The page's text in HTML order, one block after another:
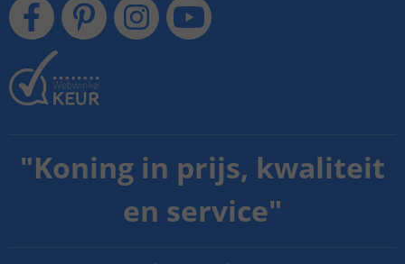
"Koning in prijs, kwaliteit
en service"